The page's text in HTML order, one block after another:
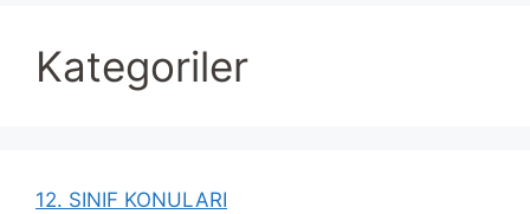
Kategoriler
12. SINIF KONULARI